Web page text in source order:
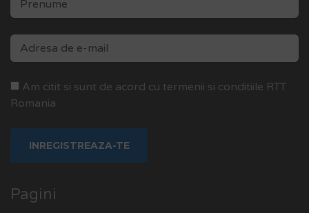
Am citit si sunt de acord cu termenii si conditiile RTT
Romania
Pagini